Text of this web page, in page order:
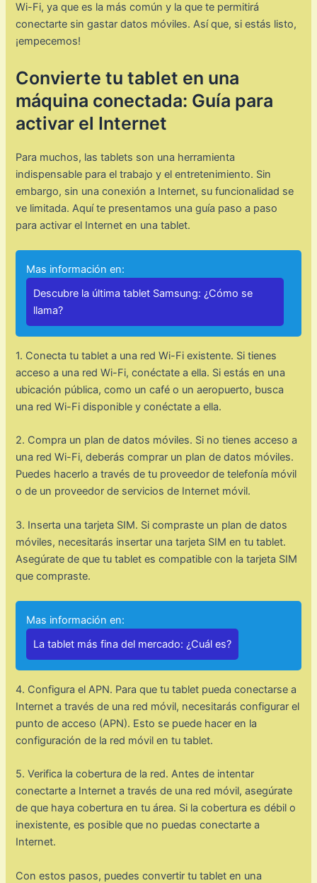
Wi-Fi, ya que es la más común y la que te permitirá
conectarte sin gastar datos móviles. Así que, si estás listo,
¡empecemos!
Convierte tu tablet en una
máquina conectada: Guía para
activar el Internet
Para muchos, las tablets son una herramienta
indispensable para el trabajo y el entretenimiento. Sin
embargo, sin una conexión a Internet, su funcionalidad se
ve limitada. Aquí te presentamos una guía paso a paso
para activar el Internet en una tablet.
Mas información en:
Descubre la última tablet Samsung: ¿Cómo se
llama?
1. Conecta tu tablet a una red Wi-Fi existente. Si tienes
acceso a una red Wi-Fi, conéctate a ella. Si estás en una
ubicación pública, como un café o un aeropuerto, busca
una red Wi-Fi disponible y conéctate a ella.
2. Compra un plan de datos móviles. Si no tienes acceso a
una red Wi-Fi, deberás comprar un plan de datos móviles.
Puedes hacerlo a través de tu proveedor de telefonía móvil
o de un proveedor de servicios de Internet móvil.
3. Inserta una tarjeta SIM. Si compraste un plan de datos
móviles, necesitarás insertar una tarjeta SIM en tu tablet.
Asegúrate de que tu tablet es compatible con la tarjeta SIM
que compraste.
Mas información en:
La tablet más fina del mercado: ¿Cuál es?
4. Configura el APN. Para que tu tablet pueda conectarse a
Internet a través de una red móvil, necesitarás configurar el
punto de acceso (APN). Esto se puede hacer en la
configuración de la red móvil en tu tablet.
5. Verifica la cobertura de la red. Antes de intentar
conectarte a Internet a través de una red móvil, asegúrate
de que haya cobertura en tu área. Si la cobertura es débil o
inexistente, es posible que no puedas conectarte a
Internet.
Con estos pasos, puedes convertir tu tablet en una